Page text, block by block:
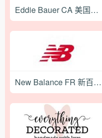
Eddie Bauer CA 美国知名时装品牌加拿大官网
New Balance FR 新百伦运动鞋品牌法国官网